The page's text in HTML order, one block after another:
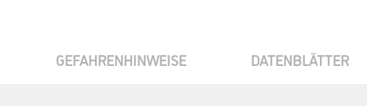
GEFAHRENHINWEISE DATENBLÄTTER